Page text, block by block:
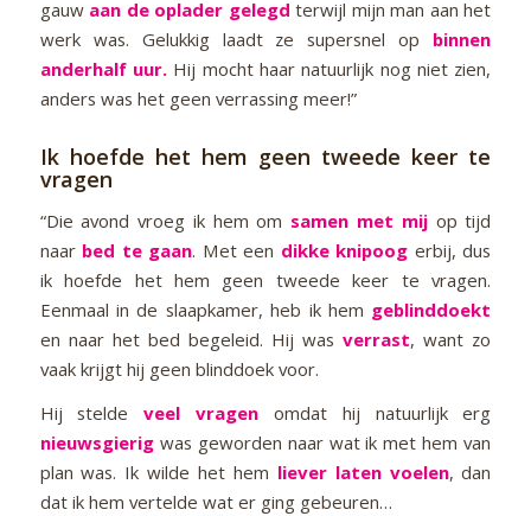
gauw aan de oplader gelegdterwijl mijn man aan het
werk was. Gelukkig laadt ze supersnel op binnen
anderhalf uur.Hij mocht haar natuurlijk nog niet zien,
anders was het geen verrassing meer!”
Ik hoefde het hem geen tweede keer te
vragen
“Die avond vroeg ik hem om samen met mij op tijd
naar bed te gaan. Met een dikke knipoog erbij, dus
ik hoefde het hem geen tweede keer te vragen.
Eenmaal in de slaapkamer, heb ik hem geblinddoekt
en naar het bed begeleid. Hij wasverrast, want zo
vaak krijgt hij geen blinddoek voor.
Hij steldeveel vragen omdat hij natuurlijk erg
nieuwsgierig was geworden naar wat ik met hem van
plan was. Ik wilde het hem liever laten voelen, dan
dat ik hem vertelde wat er ging gebeuren…